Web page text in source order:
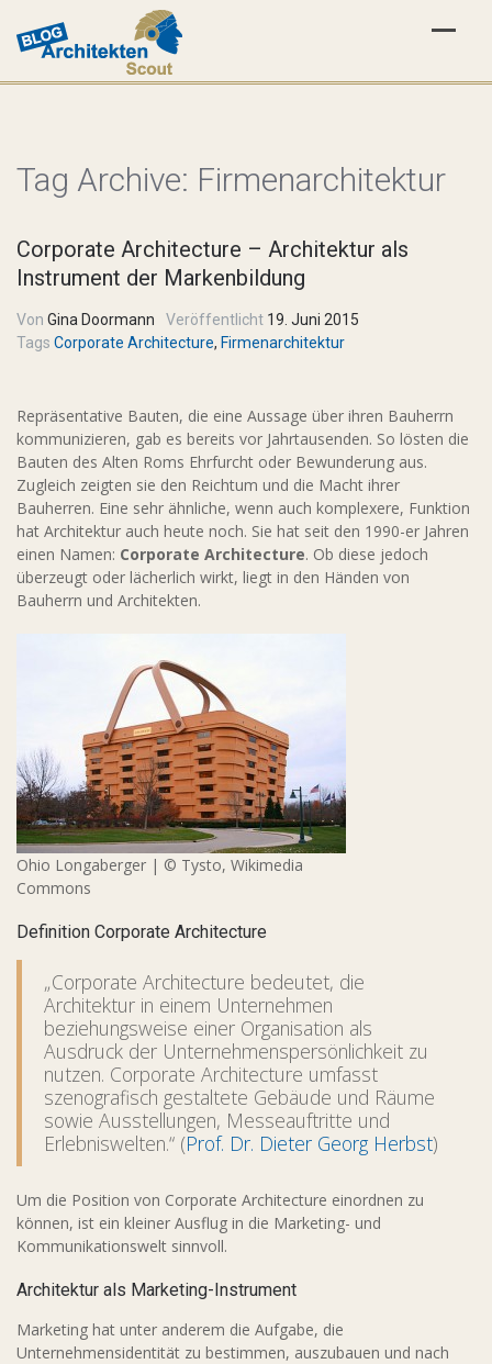
Tag Archive: Firmenarchitektur
Corporate Architecture – Architektur als
Instrument der Markenbildung
Von Gina Doormann Veröffentlicht 19. Juni 2015
Tags Corporate Architecture, Firmenarchitektur
Repräsentative Bauten, die eine Aussage über ihren Bauherrn
kommunizieren, gab es bereits vor Jahrtausenden. So lösten die
Bauten des Alten Roms Ehrfurcht oder Bewunderung aus.
Zugleich zeigten sie den Reichtum und die Macht ihrer
Bauherren. Eine sehr ähnliche, wenn auch komplexere, Funktion
hat Architektur auch heute noch. Sie hat seit den 1990-er Jahren
einen Namen: Corporate Architecture. Ob diese jedoch
überzeugt oder lächerlich wirkt, liegt in den Händen von
Bauherrn und Architekten.
Ohio Longaberger | © Tysto, Wikimedia
Commons
Definition Corporate Architecture
„Corporate Architecture bedeutet, die
Architektur in einem Unternehmen
beziehungsweise einer Organisation als
Ausdruck der Unternehmenspersönlichkeit zu
nutzen. Corporate Architecture umfasst
szenografisch gestaltete Gebäude und Räume
sowie Ausstellungen, Messeauftritte und
Erlebniswelten.“ (Prof. Dr. Dieter Georg Herbst)
Um die Position von Corporate Architecture einordnen zu
können, ist ein kleiner Ausflug in die Marketing- und
Kommunikationswelt sinnvoll.
Architektur als Marketing-Instrument
Marketing hat unter anderem die Aufgabe, die
Unternehmensidentität zu bestimmen, auszubauen und nach